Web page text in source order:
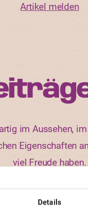
Details
Artikel melden
im Aussehen,
Eigenschaften
viel Freude haben.